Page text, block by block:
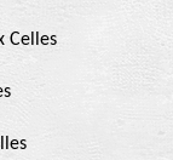
Celles